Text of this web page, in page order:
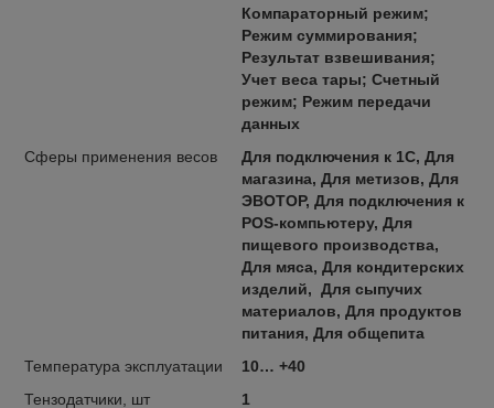
Компараторный режим;
Режим суммирования;
Результат взвешивания;
Учет веса тары; Счетный
режим; Режим передачи
данных
Сферы применения весов
Для подключения к 1С, Для
магазина, Для метизов, Для
ЭВОТОР, Для подключения к
POS-компьютеру, Для
пищевого производства,
Для мяса, Для кондитерских
изделий, Для сыпучих
материалов, Для продуктов
питания, Для общепита
Температура эксплуатации
10… +40
Тензодатчики, шт
1